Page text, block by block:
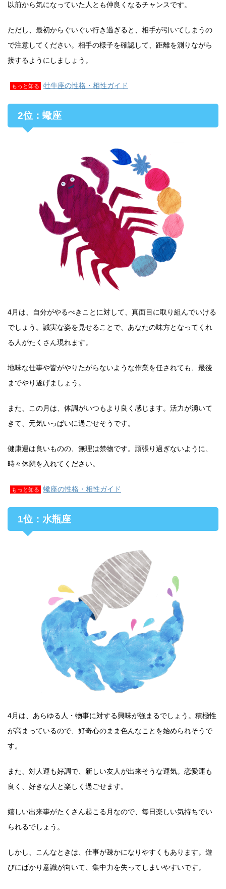
以前から気になっていた人とも仲良くなるチャンスです。
ただし、最初からぐいぐい行き過ぎると、相手が引いてしまうの
で注意してください。相手の様子を確認して、距離を測りながら
接するようにしましょう。
もっと知る 牡牛座の性格・相性ガイド
2位：蠍座
4月は、自分がやるべきことに対して、真面目に取り組んでいける
でしょう。誠実な姿を見せることで、あなたの味方となってくれ
る人がたくさん現れます。
地味な仕事や皆がやりたがらないような作業を任されても、最後
までやり遂げましょう。
また、この月は、体調がいつもより良く感じます。活力が湧いて
きて、元気いっぱいに過ごせそうです。
健康運は良いものの、無理は禁物です。頑張り過ぎないように、
時々休憩を入れてください。
もっと知る 蠍座の性格・相性ガイド
1位：水瓶座
4月は、あらゆる人・物事に対する興味が強まるでしょう。積極性
が高まっているので、好奇心のまま色んなことを始められそうで
す。
また、対人運も好調で、新しい友人が出来そうな運気。恋愛運も
良く、好きな人と楽しく過ごせます。
嬉しい出来事がたくさん起こる月なので、毎日楽しい気持ちでい
られるでしょう。
しかし、こんなときは、仕事が疎かになりやすくもあります。遊
びにばかり意識が向いて、集中力を失ってしまいやすいです。